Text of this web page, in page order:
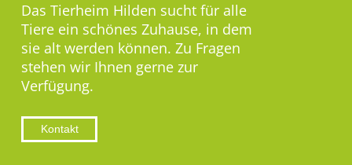
Das Tierheim Hilden sucht für alle
Tiere ein schönes Zuhause, in dem
sie alt werden können. Zu Fragen
stehen wir Ihnen gerne zur
Verfügung.
Kontakt